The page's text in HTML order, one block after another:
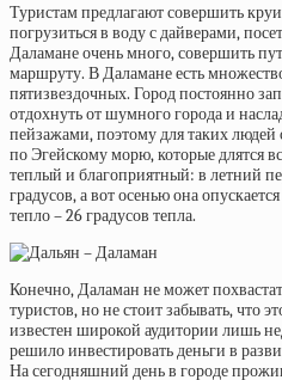
Туристам предлагают совершить
погрузиться в воду с дайверами,
Даламане очень много, совершить
маршруту. В Даламане есть
пятизвездочных. Город постоянно
отдохнуть от шумного города и
пейзажами, поэтому для таких
по Эгейскому морю, которые длятся
теплый и благоприятный: в летний
градусов, а вот осенью она
тепло – 26 градусов тепла.
Конечно, Даламан не может
туристов, но не стоит забывать, что
известен широкой аудитории лишь
решило инвестировать деньги в
На сегодняшний день в городе